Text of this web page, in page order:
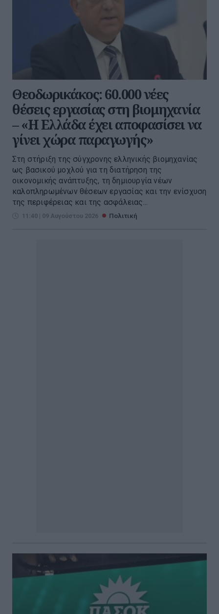
Θεοδωρικάκος: 60.000 νέες
θέσεις εργασίας στη βιομηχανία
– «Η Ελλάδα έχει αποφασίσει να
γίνει χώρα παραγωγής»
Στη στήριξη της σύγχρονης ελληνικής βιομηχανίας
ως βασικού μοχλού για τη διατήρηση της
οικονομικής ανάπτυξης, τη δημιουργία νέων
καλοπληρωμένων θέσεων εργασίας και την ενίσχυση
της περιφέρειας και της ασφάλειας...
11:40 | 09 Αυγούστου 2026 Πολιτική